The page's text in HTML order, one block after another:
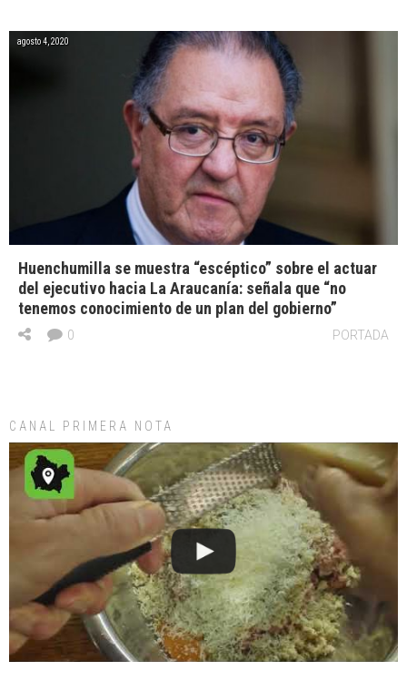
agosto 4, 2020
Huenchumilla se muestra “escéptico” sobre el actuar
del ejecutivo hacia La Araucanía: señala que “no
tenemos conocimiento de un plan del gobierno”
PORTADA
0
CANAL PRIMERA NOTA